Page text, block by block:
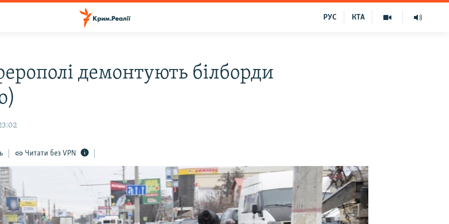
КТА
РУС
демонтують білборди
Читати без VPN